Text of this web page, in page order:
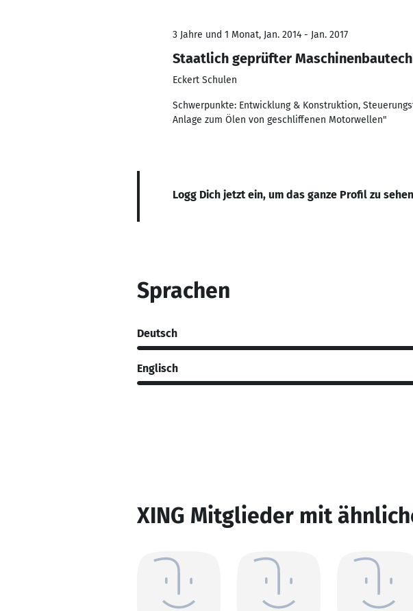
3 Jahre und 1 Monat, Jan. 2014 - Jan. 2017
Staatlich geprüfter
Eckert Schulen
Schwerpunkte: Entwicklung & Konstruktion,
Anlage zum Ölen von geschliffenen Motorwellen"
Logg Dich jetzt ein, um das ganze Profil zu
Sprachen
Deutsch
Englisch
XING Mitglieder mit